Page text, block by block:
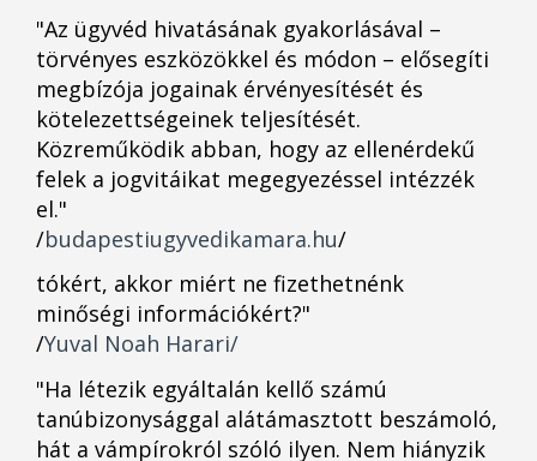
"Az ügyvéd hivatásának gyakorlásával –
törvényes eszközökkel és módon – elősegíti
megbízója jogainak érvényesítését és
kötelezettségeinek teljesítését.
Közreműködik abban, hogy az ellenérdekű
felek a jogvitáikat megegyezéssel intézzék
el."
/budapestiugyvedikamara.hu/
tókért, akkor miért ne fizethetnénk
minőségi információkért?"
/Yuval Noah Harari/
"Ha létezik egyáltalán kellő számú
tanúbizonysággal alátámasztott beszámoló,
hát a vámpírokról szóló ilyen. Nem hiányzik